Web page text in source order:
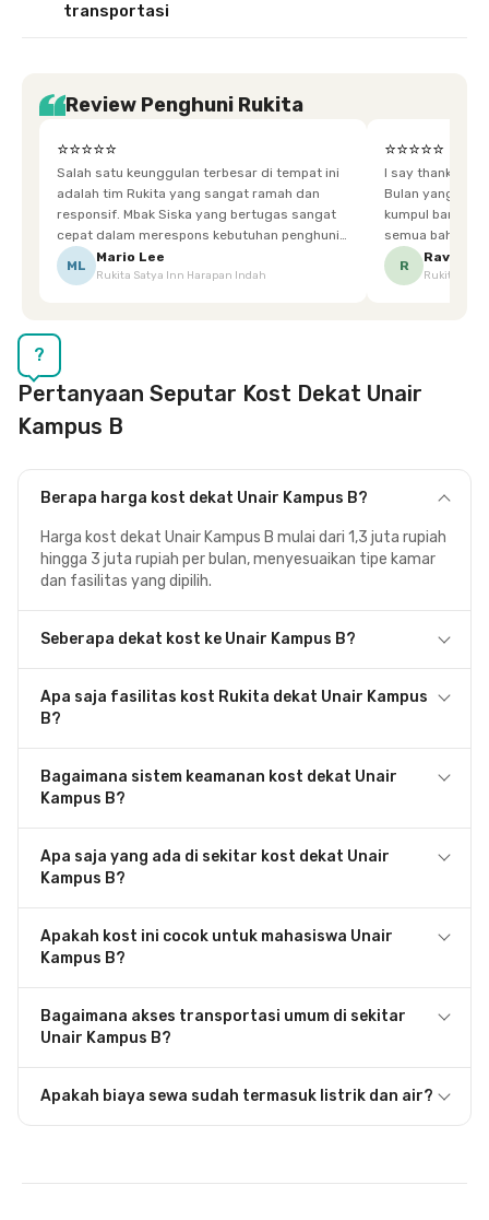
transportasi
Review Penghuni Rukita
⭐⭐⭐⭐⭐
Salah satu keunggulan terbesar di tempat ini
adalah tim Rukita yang sangat ramah dan
responsif. Mbak Siska yang bertugas sangat
cepat dalam merespons kebutuhan penghuni.
Ketika saya meminta keset karena sempat
terpeleset, permintaan tersebut langsung
ML
Mario Lee
Rukita Satya Inn Harapan Indah
⭐⭐⭐⭐⭐
I say thankyou
Bulan yang super happy! banyak
kumpul bareng
semua bahagia
mgkn saran dari air aja & kebersihan lebih di
R
Ravena
Rukita
?
Pertanyaan Seputar Kost Dekat Unair
Kampus B
Berapa harga kost dekat Unair Kampus B?
Harga kost dekat Unair Kampus B mulai dari 1,3 juta rupiah
hingga 3 juta rupiah per bulan, menyesuaikan tipe kamar
dan fasilitas yang dipilih.
Seberapa dekat kost ke Unair Kampus B?
Apa saja fasilitas kost Rukita dekat Unair Kampus
B?
Bagaimana sistem keamanan kost dekat Unair
Kampus B?
Apa saja yang ada di sekitar kost dekat Unair
Kampus B?
Apakah kost ini cocok untuk mahasiswa Unair
Kampus B?
Bagaimana akses transportasi umum di sekitar
Unair Kampus B?
Apakah biaya sewa sudah termasuk listrik dan air?